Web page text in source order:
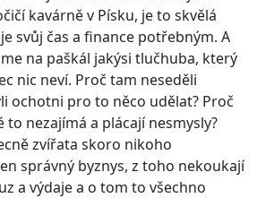
kavárně v Písku, je to skvělá
svůj čas a finance potřebným. A
na paškál jakýsi tlučhuba, který
nic neví. Proč tam neseděli
ochotni pro to něco udělat? Proč
nezajímá a plácají nesmysly?
zvířata skoro nikoho
správný byznys, z toho nekoukají
a výdaje a o tom to všechno